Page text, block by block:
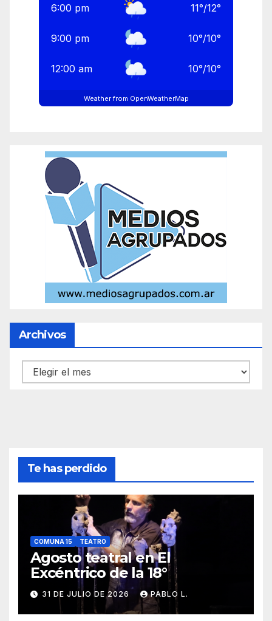
6:00 pm 11°/12°
9:00 pm 10°/10°
12:00 am 10°/10°
Weather from OpenWeatherMap
Archivos
Archivos
Te has perdido
COMUNA 15 TEATRO
Agosto teatral en El
Excéntrico de la 18°
31 DE JULIO DE 2026 PABLO L.